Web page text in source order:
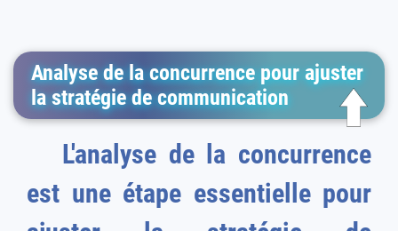
Analyse de la concurrence pour ajuster
la stratégie de communication
L'analyse de la concurrence
est une étape essentielle pour